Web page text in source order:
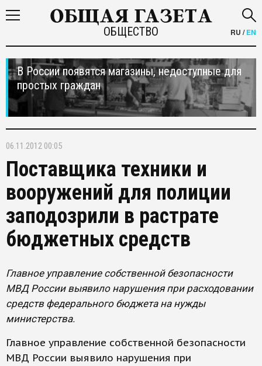
ОБЩЕСТВО RU /EN
В России появятся магазины, недоступные для
простых граждан
06.11.2012 00:05
Поставщика техники и
вооружений для полиции
заподозрили в растрате
бюджетных средств
Главное управление собственной безопасности
МВД России выявило нарушения при расходовании
средств федерального бюджета на нужды
министерства.
Главное управление собственной безопасности
МВД России выявило нарушения при